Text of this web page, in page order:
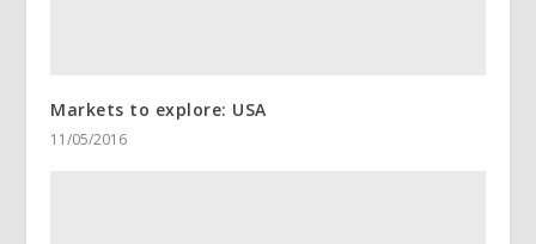
Markets to explore: USA
11/05/2016